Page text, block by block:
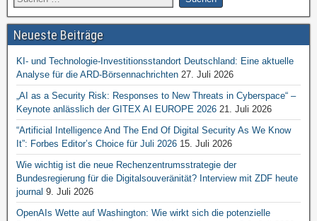
Neueste Beiträge
KI- und Technologie-Investitionsstandort Deutschland: Eine aktuelle
Analyse für die ARD-Börsennachrichten 27. Juli 2026
„AI as a Security Risk: Responses to New Threats in Cyberspace“ –
Keynote anlässlich der GITEX AI EUROPE 2026 21. Juli 2026
“Artificial Intelligence And The End Of Digital Security As We Know
It”: Forbes Editor’s Choice für Juli 2026 15. Juli 2026
Wie wichtig ist die neue Rechenzentrumsstrategie der
Bundesregierung für die Digitalsouveränität? Interview mit ZDF heute
journal 9. Juli 2026
OpenAIs Wette auf Washington: Wie wirkt sich die potenzielle